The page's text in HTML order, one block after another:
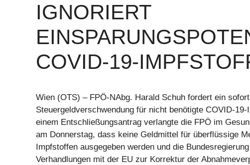
IGNORIERT
COVID-19-
Wien (OTS) – FPÖ-NAbg. Harald Schuh fordert ein
Steuergeldverschwendung für nicht benötigte COVID-19-
einem Entschließungsantrag verlangte die FPÖ im
am Donnerstag, dass keine Geldmittel für überflüssige
Impfstoffen ausgegeben werden und die
Verhandlungen mit der EU zur Korrektur der